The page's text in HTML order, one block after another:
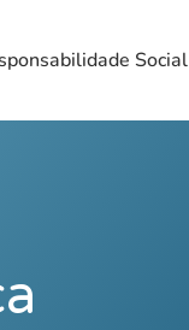
Social